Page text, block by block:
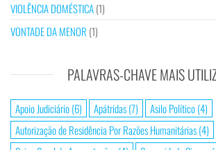
VIOLÊNCIA DOMÉSTICA(1)
VONTADE DA MENOR (1)
PALAVRAS-CHAVE MAIS
Apoio Judiciário(6) Apátridas(7) Asilo Político(4)
Autorização de Residência Por Razões Humanitárias(4)